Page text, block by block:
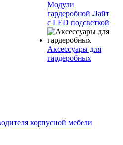
Модули
гардеробной Лайт
с LED подсветкой
Аксессуары для
гардеробных